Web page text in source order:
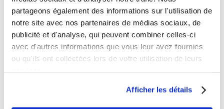
partageons également des informations sur l'utilisation de
notre site avec nos partenaires de médias sociaux, de
publicité et d'analyse, qui peuvent combiner celles-ci
avec d'autres informations que vous leur avez fournies
ou qu'ils ont collectées lors de votre utilisation de leurs
Afficher les détails
Vos procédures existent… mais pourquoi ne
tiennent-elles pas toujours sur le terrain ?
paradmin7968|Avr 10, 2026|Actualité
Elles structurent, cadrent, sécurisent. Elles sont